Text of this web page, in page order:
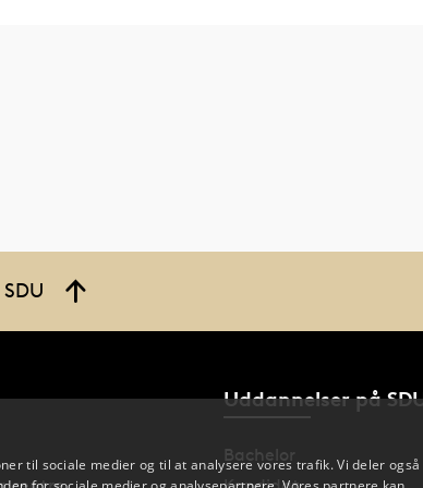
Uddannelser på
Bachelor
til sociale medier og til at analysere vores trafik. Vi deler også